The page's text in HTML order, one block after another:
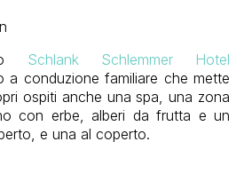
Schlank Schlemmer Hotel
a conduzione familiare che mette
ospiti anche una spa, una zona
con erbe, alberi da frutta e un
e una al coperto.